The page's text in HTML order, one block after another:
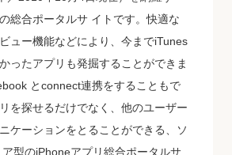
総合ポータルサ イトです。快適な
ュー機能などにより、今までiTunes
ったアプリも発掘することができま
とconnect連携をすることもで
を探せるだけでなく、他のユーザー
ケーションをとることができる、ソ
型のiPhoneアプリ総合ポータルサ